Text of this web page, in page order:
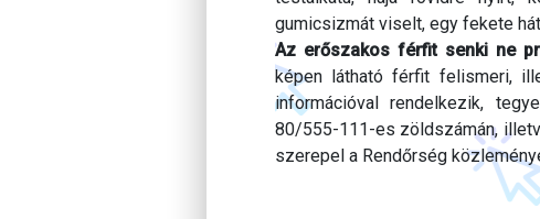
gumicsizmát viselt, egy fekete
Az erőszakos férfit senki ne
képen látható férfit felismeri,
információval rendelkezik,
80/555-111-es zöldszámán,
szerepel a Rendőrség